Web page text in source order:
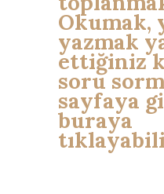
Okumak,
yazmak
ettiğiniz
soru
sayfaya
buraya